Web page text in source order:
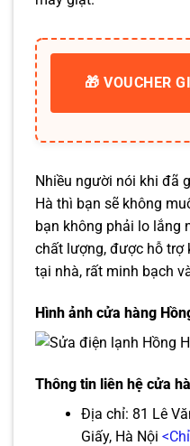
🎁 VOUCHER
Nhiều người nói khi đã
Hà thì bạn sẽ không
bạn không phải lo lắng
chất lượng, được hỗ trợ
tại nhà, rất minh bạch
Hình ảnh cửa hàng
Thông tin liên hệ cửa
Địa chỉ: 81 Lê
Giấy, Hà Nội